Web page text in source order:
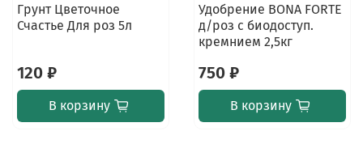
Грунт Цветочное
Счастье Для роз 5л
120 ₽
В корзину
Удобрение BONA FORTE
д/роз с биодоступ.
кремнием 2,5кг
750 ₽
В корзину